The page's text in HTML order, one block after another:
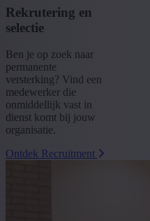
Rekrutering en
selectie
Ben je op zoek naar
permanente
versterking? Vind een
medewerker die
onmiddellijk vast in
dienst komt bij jouw
organisatie.
Ontdek Recruitment